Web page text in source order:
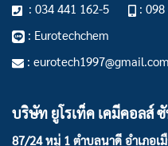
: 034 441 162-5 : 098
: Eurotechchem
: eurotech1997@gmail.com
บริษัท ยูโรเท็ค เคมีคอลส์
87/24 หมู่ 1 ตำบลนาดี อำเภอเ